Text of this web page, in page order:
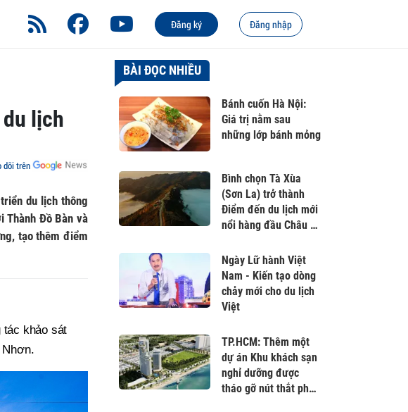
Đăng ký Đăng nhập
lịch
dõi trên
du lịch thông
Thành Đồ Bàn và
tạo thêm điểm
tác khảo sát
BÀI ĐỌC NHIỀU
Bánh cuốn Hà Nội:
Giá trị nằm sau
những lớp bánh mỏng
Bình chọn Tà Xùa
(Sơn La) trở thành
Điểm đến du lịch mới
nổi hàng đầu Châu Á
Ngày Lữ hành Việt
Nam - Kiến tạo dòng
chảy mới cho du lịch
Việt
TP.HCM: Thêm một
dự án Khu khách sạn
nghỉ dưỡng được
tháo gỡ nút thắt pháp